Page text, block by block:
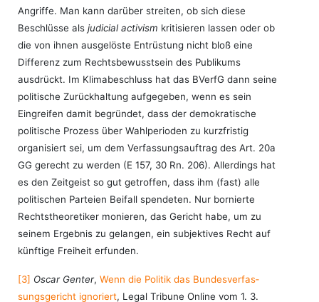
Angriffe. Man kann darüber streiten, ob sich diese
Beschlüsse als judicial activism kritisieren lassen oder ob
die von ihnen ausgelöste Entrüstung nicht bloß eine
Differenz zum Rechtsbewusstsein des Publikums
ausdrückt. Im Klimabeschluss hat das BVerfG dann seine
politische Zurückhaltung aufgegeben, wenn es sein
Eingreifen damit begründet, dass der demokratische
politische Prozess über Wahlperioden zu kurzfristig
organisiert sei, um dem Verfassungsauftrag des Art. 20a
GG gerecht zu werden (E 157, 30 Rn. 206). Allerdings hat
es den Zeitgeist so gut getroffen, dass ihm (fast) alle
politischen Parteien Beifall spendeten. Nur bornierte
Rechtstheoretiker monieren, das Gericht habe, um zu
seinem Ergebnis zu gelangen, ein subjektives Recht auf
künftige Freiheit erfunden.
[3] Oscar Genter, Wenn die Politik das Bun­des­ver­fas­
sungs­ge­richt igno­riert, Legal Tribune Online vom 1. 3.